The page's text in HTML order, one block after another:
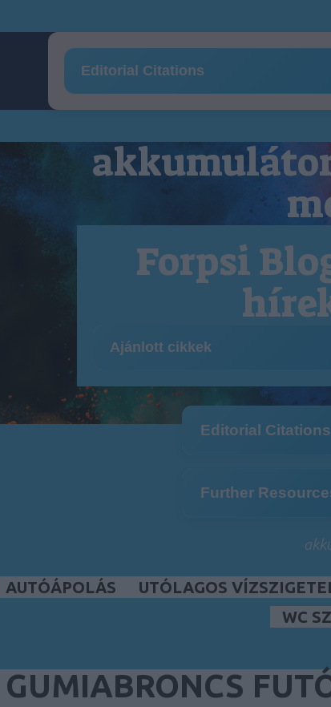
Editorial Citations
Forpsi
Ajánlott cikkek
Editorial Citations
Further
AUTÓÁPOLÁS UTÓLAGOS
WC